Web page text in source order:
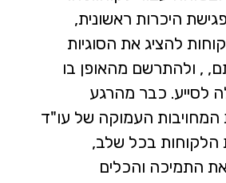
היכרות ראשונית,
להציג את הסוגיות
, ולהתרשם מהאופן בו
לסייע. כבר מהרגע
המחויבות העמוקה של עו"ד
הלקוחות בכל שלב,
התמיכה והכלים